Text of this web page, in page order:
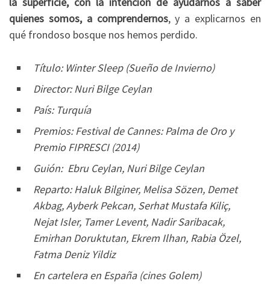
quienes somos, a comprendernos, y a explicarnos en
qué frondoso bosque nos hemos perdido.
Título: Winter Sleep (Sueño de Invierno)
Director: Nuri Bilge Ceylan
País: Turquía
Premios: Festival de Cannes: Palma de Oro y
Premio FIPRESCI (2014)
Guión: Ebru Ceylan, Nuri Bilge Ceylan
Reparto: Haluk Bilginer, Melisa Sözen, Demet
Akbag, Ayberk Pekcan, Serhat Mustafa Kiliç,
Nejat Isler, Tamer Levent, Nadir Saribacak,
Emirhan Doruktutan, Ekrem Ilhan, Rabia Özel,
Fatma Deniz Yildiz
En cartelera en España (cines Golem)